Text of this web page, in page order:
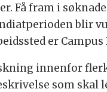
Få fram i
blir
er
innenfor
som skal